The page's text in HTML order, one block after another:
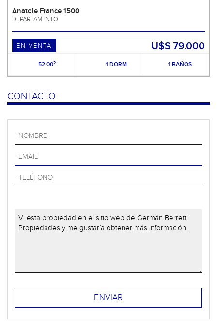
Anatole France 1500
DEPARTAMENTO
EN VENTA U$S 79.000
52.002 1 DORM 1 BAÑOS
CONTACTO